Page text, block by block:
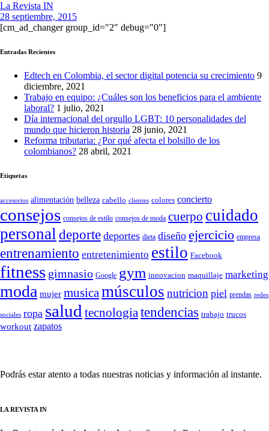
La Revista IN
28 septiembre, 2015
[cm_ad_changer group_id="2" debug="0"]
Entradas Recientes
Edtech en Colombia, el sector digital potencia su crecimiento 9
diciembre, 2021
Trabajo en equipo: ¿Cuáles son los beneficios para el ambiente
laboral? 1 julio, 2021
Día internacional del orgullo LGBT: 10 personalidades del
mundo que hicieron historia 28 junio, 2021
Reforma tributaria: ¿Por qué afecta el bolsillo de los
colombianos? 28 abril, 2021
Etiquetas
accesorios alimentación belleza cabello clientes colores concierto
consejos consejos de estilo consejos de moda cuerpo cuidado
personaldeporte deportes dieta diseño ejercicio empresa
entrenamiento entretenimiento estilo Facebook
fitness gimnasio Google gym innovacion maquillaje marketing
moda mujer musicamúsculos nutricion piel prendas redes
sociales ropa salud tecnologiatendencias trabajo trucos
workout zapatos
Podrás estar atento a todas nuestras noticias y información al instante.
LA REVISTA IN